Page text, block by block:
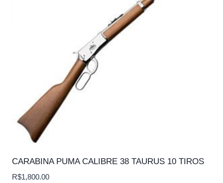
CARABINA PUMA CALIBRE 38 TAURUS 10 TIROS
R$1,800.00